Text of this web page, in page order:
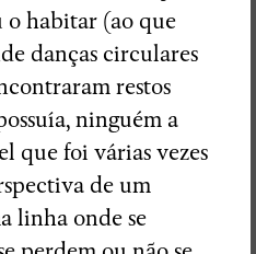
o habitar (ao que
danças circulares
restos
ninguém a
que foi várias vezes
de um
linha onde se